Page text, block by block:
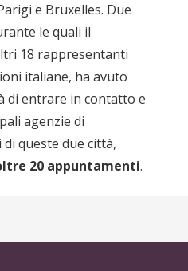
e Bruxelles. Due
le quali il
18 rappresentanti
italiane, ha avuto
di entrare in contatto e
agenzie di
queste due città,
20 appuntamenti.